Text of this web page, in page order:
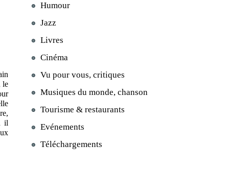
le
il
Humour
Jazz
Livres
Cinéma
Vu pour vous, critiques
Musiques du monde, chanson
Tourisme & restaurants
Evénements
Téléchargements